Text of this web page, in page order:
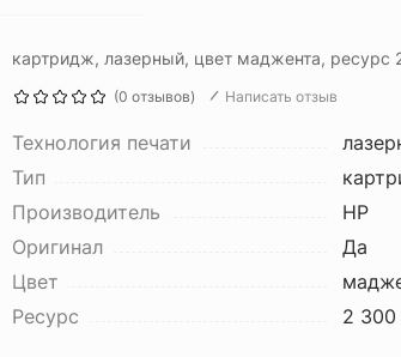
картридж, лазерный, цвет маджента, ресурс
(0 отзывов) Написать отзыв
Технология печати
Тип
Производитель
HP
Оригинал
Да
Цвет
Ресурс
2 300